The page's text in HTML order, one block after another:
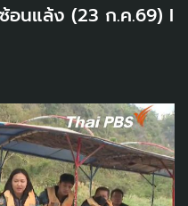
อนแล้ง (23 ก.ค.69) I